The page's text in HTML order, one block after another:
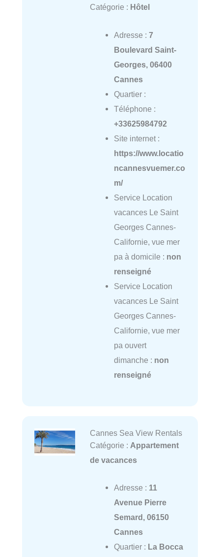
Catégorie : Hôtel
Adresse : 7
Boulevard Saint-
Georges, 06400
Cannes
Quartier :
Téléphone :
+33625984792
Site internet :
https://www.locatio
ncannesvuemer.co
m/
Service Location
vacances Le Saint
Georges Cannes-
Californie, vue mer
pa à domicile : non
renseigné
Service Location
vacances Le Saint
Georges Cannes-
Californie, vue mer
pa ouvert
dimanche : non
renseigné
Cannes Sea View Rentals
Catégorie : Appartement
de vacances
Adresse : 11
Avenue Pierre
Semard, 06150
Cannes
Quartier : La Bocca